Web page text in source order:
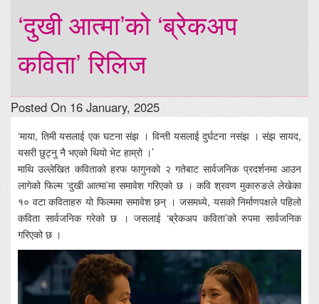
‘दुखी आत्मा’को ‘ब्रेकअप
कविता’ रिलिज
Posted On 16 January, 2025
‘माया, तिमी यसलाई एक घटना संझ । विन्ती यसलाई दुर्घटना नसंझ । संझ सायद,
यसरी छुट्नु नै भएको थियो भेट हाम्रो ।’
माथि उल्लेखित कविताको हरफ फागुनको २ गतेबाट सार्वजनिक प्रदर्शनमा आउन
लागेको फिल्म ‘दुखी आत्मा’मा समावेश गरिएको छ । कवि श्रवण मुकारुङले लेखेका
१० वटा कविताहरु यो फिल्ममा समावेश छन् । जसमध्ये, यसको निर्माणपक्षले पहिलो
कविता सार्वजनिक गरेको छ । जसलाई ‘ब्रेकअप कविता’को रुपमा सार्वजनिक
गरिएको छ ।